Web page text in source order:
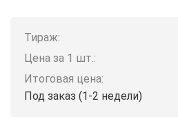
Тираж:
Цена за 1 шт.:
Итоговая цена:
Под заказ (1-2 недели)